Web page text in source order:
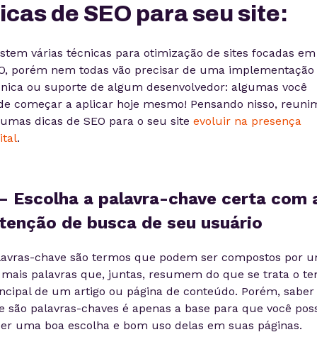
de SEO para seu site:
várias técnicas para otimização de sites focadas em
porém nem todas vão precisar de uma implementação
ou suporte de algum desenvolvedor: algumas você
começar a aplicar hoje mesmo! Pensando nisso,
dicas de SEO para o seu site evoluir na presença
.
Escolha a palavra-chave certa com
de busca de seu usuário
chave são termos que podem ser compostos por
palavras que, juntas, resumem do que se trata o
de um artigo ou página de conteúdo. Porém, saber
são palavras-chaves é apenas a base para que você
uma boa escolha e bom uso delas em suas páginas.